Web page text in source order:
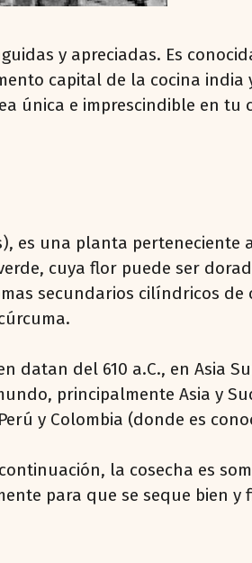
y apreciadas. Es
capital de la cocina india
única e imprescindible en tu
es una planta perteneciente
cuya flor puede ser
secundarios cilíndricos
datan del 610 a.C., en Asia
principalmente Asia y
y Colombia (donde es
la cosecha es
para que se seque bien y